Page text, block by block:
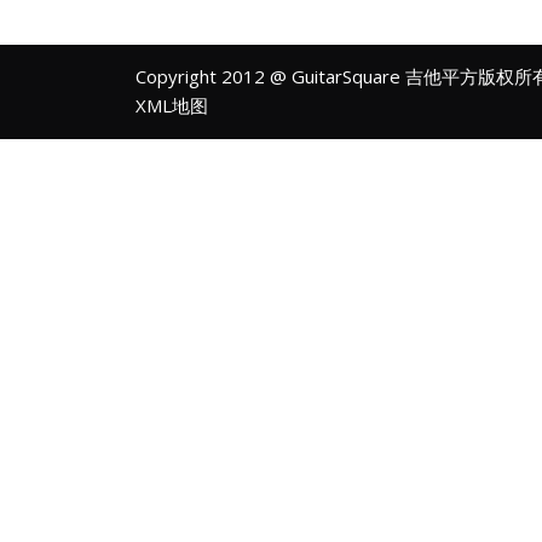
Copyright 2012 @ GuitarSquare 吉他平方版权所
XML地图